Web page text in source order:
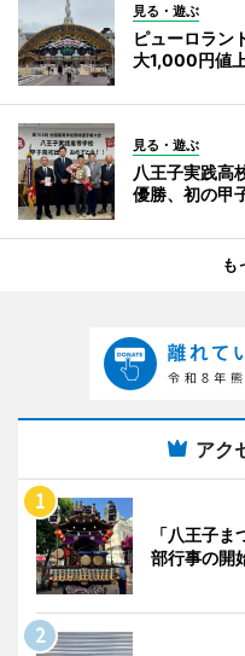
見る・遊ぶ
ピューロラ
大1,000円値
見る・遊ぶ
八王子実践高
優勝、初の甲
も
アク
「八王子
部行事の開